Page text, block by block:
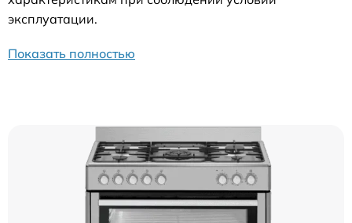
эксплуатации.
Показать полностью